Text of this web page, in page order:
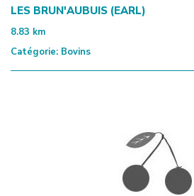
LES BRUN'AUBUIS (EARL)
8.83 km
Catégorie: Bovins